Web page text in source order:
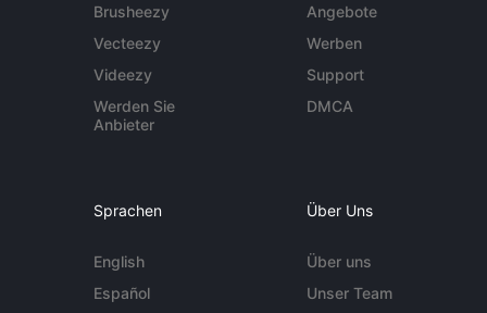
Brusheezy
Vecteezy
Videezy
Werden Sie
Anbieter
Angebote
Werben
Support
DMCA
Sprachen
English
Español
Über Uns
Über uns
Unser Team